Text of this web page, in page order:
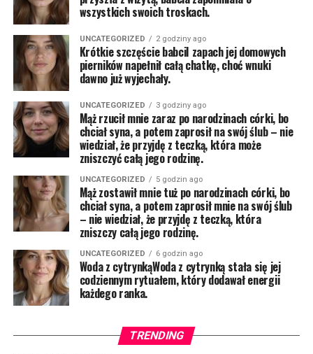
wszystkich swoich troskach.
UNCATEGORIZED 2 godziny ago
Krótkie szczęście babciI zapach jej domowych
pierników napełnił całą chatkę, choć wnuki
dawno już wyjechały.
UNCATEGORIZED 3 godziny ago
Mąż rzucił mnie zaraz po narodzinach córki, bo
chciał syna, a potem zaprosił na swój ślub – nie
wiedział, że przyjdę z teczką, która może
zniszczyć całą jego rodzinę.
UNCATEGORIZED 5 godzin ago
Mąż zostawił mnie tuż po narodzinach córki, bo
chciał syna, a potem zaprosił mnie na swój ślub
– nie wiedział, że przyjdę z teczką, która
zniszczy całą jego rodzinę.
UNCATEGORIZED 6 godzin ago
Woda z cytrynkąWoda z cytrynką stała się jej
codziennym rytuałem, który dodawał energii
każdego ranka.
TRENDING